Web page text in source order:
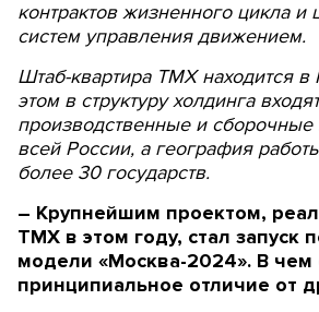
контрактов жизненного цикла
систем управления движением.
Штаб-квартира ТМХ находится
этом в структуру холдинга входят
производственные и
всей России, а география
более 30 государств.
– Крупнейшим проектом,
ТМХ в этом году, стал запуск
модели «Москва-2024». В чем
принципиальное отличие от